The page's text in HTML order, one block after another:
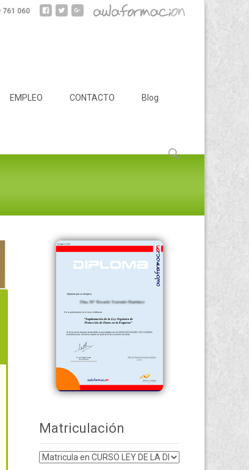
761 060
EMPLEO CONTACTO Blog
Buscar:
Matriculación